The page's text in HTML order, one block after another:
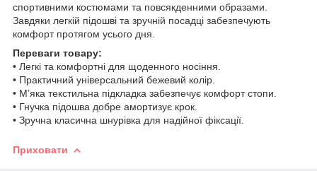
спортивними костюмами та повсякденними образами.
Завдяки легкій підошві та зручній посадці забезпечують
комфорт протягом усього дня.
Переваги товару:
• Легкі та комфортні для щоденного носіння.
• Практичний універсальний бежевий колір.
• М’яка текстильна підкладка забезпечує комфорт стопи.
• Гнучка підошва добре амортизує крок.
• Зручна класична шнурівка для надійної фіксації.
Приховати